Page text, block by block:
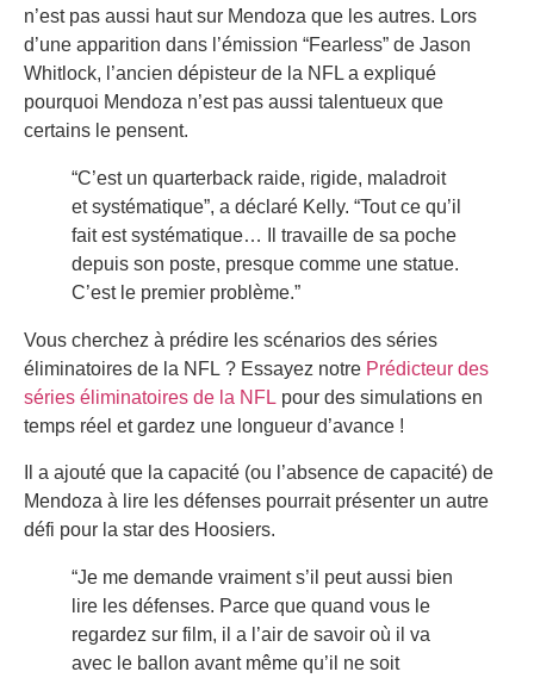
n’est pas aussi haut sur Mendoza que les autres. Lors
d’une apparition dans l’émission “Fearless” de Jason
Whitlock, l’ancien dépisteur de la NFL a expliqué
pourquoi Mendoza n’est pas aussi talentueux que
certains le pensent.
“C’est un quarterback raide, rigide, maladroit
et systématique”, a déclaré Kelly. “Tout ce qu’il
fait est systématique… Il travaille de sa poche
depuis son poste, presque comme une statue.
C’est le premier problème.”
Vous cherchez à prédire les scénarios des séries
éliminatoires de la NFL ? Essayez notre Prédicteur des
séries éliminatoires de la NFL pour des simulations en
temps réel et gardez une longueur d’avance !
Il a ajouté que la capacité (ou l’absence de capacité) de
Mendoza à lire les défenses pourrait présenter un autre
défi pour la star des Hoosiers.
“Je me demande vraiment s’il peut aussi bien
lire les défenses. Parce que quand vous le
regardez sur film, il a l’air de savoir où il va
avec le ballon avant même qu’il ne soit